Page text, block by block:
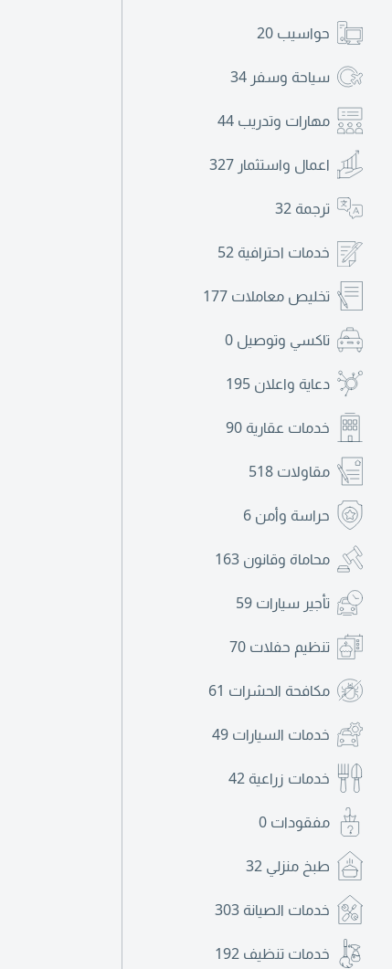
حواسيب 20
سياحة وسفر 34
مهارات وتدريب 44
اعمال واستثمار 327
ترجمة 32
خدمات احترافية 52
تخليص معاملات 177
تاكسي وتوصيل 0
دعاية واعلان 195
خدمات عقارية 90
مقاولات 518
حراسة وأمن 6
محاماة وقانون 163
تأجير سيارات 59
تنظيم حفلات 70
مكافحة الحشرات 61
خدمات السيارات 49
خدمات زراعية 42
مفقودات 0
طبخ منزلي 32
خدمات الصيانة 303
خدمات تنظيف 192